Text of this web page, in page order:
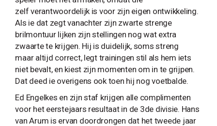
zelf verantwoordelijk is voor zijn eigen ontwikkeling.
Als ie dat zegt vanachter zijn zwarte strenge
brilmontuur lijken zijn stellingen nog wat extra
zwaarte te krijgen. Hij is duidelijk, soms streng
maar altijd correct, legt trainingen stil als hem iets
niet bevalt, en kiest zijn momenten om in te grijpen.
Dat deed ie overigens ook toen hij nog voetbalde.
Ed Engelkes en zijn staf krijgen alle complimenten
voor het eerstejaars resultaat in de 3de divisie. Hans
van Arum is ervan doordrongen dat het tweede jaar